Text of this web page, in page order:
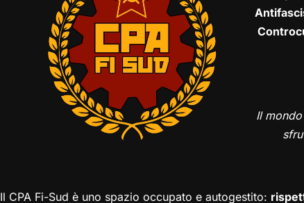
Il
Il CPA Fi-Sud è uno spazio occupato e autogestito: